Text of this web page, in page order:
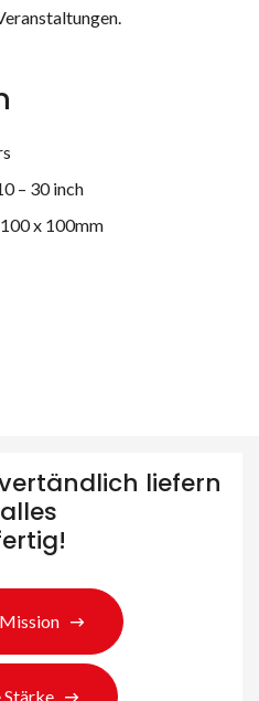
– 30 inch
x 100mm
liefern
Stärke